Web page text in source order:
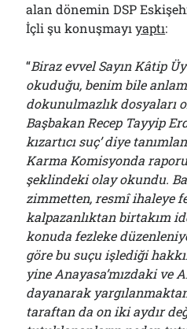
alan dönemin DSP
İçli şu konuşmayıyaptı:
“Biraz evvel Sayın Kâtip
okuduğu, benim bile
dokunulmazlık dosyaları
Başbakan Recep Tayyip
kızartıcı suç’ diye
Karma Komisyonda
şeklindeki olay okundu.
zimmetten, resmî ihaleye
kalpazanlıktan birtakım
konuda fezleke
göre bu suçu işlediği
yine Anayasa’mızdaki ve
dayanarak
taraftan da on iki aydır